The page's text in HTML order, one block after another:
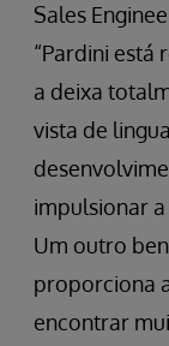
Sales
“Pardini está
a deixa
vista de
impulsionar
Um outro
proporciona
encontrar